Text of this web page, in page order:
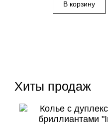
Хиты продаж